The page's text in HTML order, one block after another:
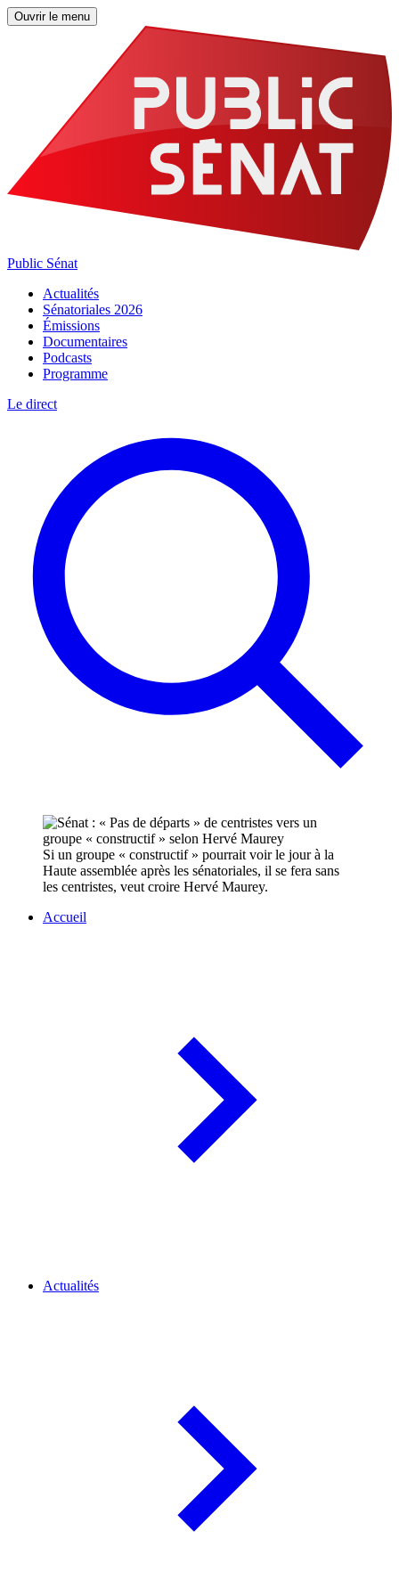
Ouvrir le menu
Public Sénat
Actualités
Sénatoriales 2026
Émissions
Documentaires
Podcasts
Programme
Le direct
Si un groupe « constructif » pourrait voir le jour à la
Haute assemblée après les sénatoriales, il se fera sans
les centristes, veut croire Hervé Maurey.
Accueil
Actualités